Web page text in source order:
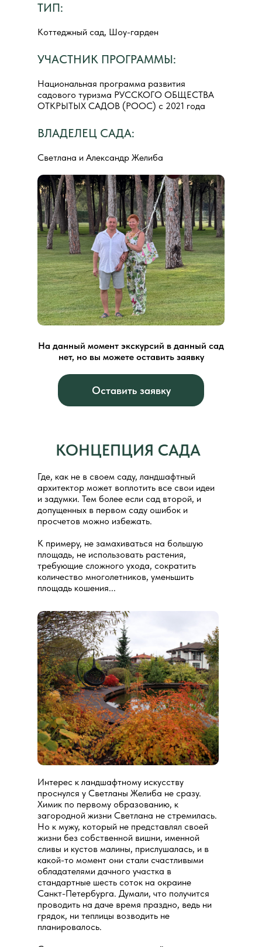
Национальная программа развития
садового туризма РУССКОГО ОБЩЕСТВА
ОТКРЫТЫХ САДОВ (РООС) с 2021 года
На данный момент экскурсий в данный сад
нет, но вы можете оставить заявку
ТИП:
УЧАСТНИК ПРОГРАММЫ:
Коттеджный сад, Шоу-гарден
Оставить заявку
ВЛАДЕЛЕЦ САДА:
Светлана и Александр Желиба
КОНЦЕПЦИЯ САДА
Где, как не в своем саду, ландшафтный
архитектор может воплотить все свои идеи
и задумки. Тем более если сад второй, и
допущенных в первом саду ошибок и
просчетов можно избежать.
К примеру, не замахиваться на большую
площадь, не использовать растения,
требующие сложного ухода, сократить
количество многолетников, уменьшить
площадь кошения...
Интерес к ландшафтному искусству
проснулся у Светланы Желиба не сразу.
Химик по первому образованию, к
загородной жизни Светлана не стремилась.
Но к мужу, который не представлял своей
жизни без собственной вишни, именной
сливы и кустов малины, прислушалась, и в
какой-то момент они стали счастливыми
обладателями дачного участка в
стандартные шесть соток на окраине
Санкт-Петербурга. Думали, что получится
проводить на даче время праздно, ведь ни
грядок, ни теплицы возводить не
планировалось.